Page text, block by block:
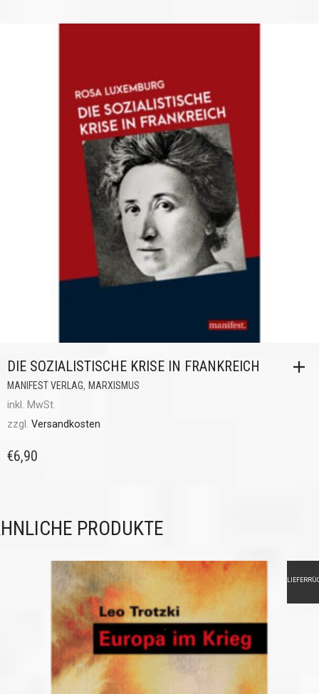
DIE SOZIALISTISCHE KRISE IN FRANKREICH
MANIFEST VERLAG, MARXISMUS
inkl. MwSt.
zzgl. Versandkosten
€6,90
PRODUKTE